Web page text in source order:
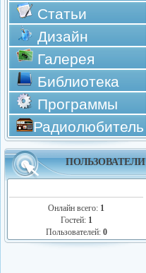
Статьи
Дизайн
Галерея
Библиотека
Программы
Радиолюбитель
ПОЛЬЗОВАТЕЛИ
Онлайн всего: 1
Гостей: 1
Пользователей: 0